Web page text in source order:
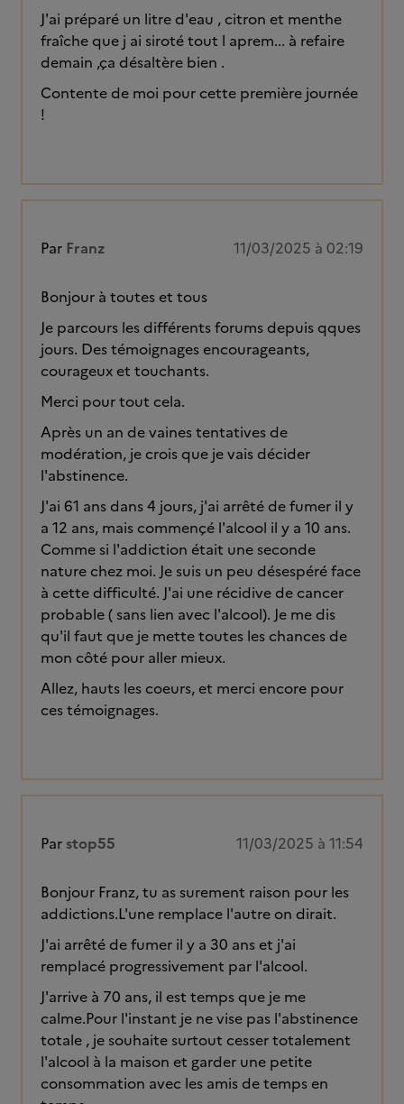
J'ai préparé un litre d'eau , citron et menthe
fraîche que j ai siroté tout l aprem... à refaire
demain ,ça désaltère bien .
Contente de moi pour cette première journée
!
Par Franz 11/03/2025 à 02:19
Bonjour à toutes et tous
Je parcours les différents forums depuis qques
jours. Des témoignages encourageants,
courageux et touchants.
Merci pour tout cela.
Après un an de vaines tentatives de
modération, je crois que je vais décider
l'abstinence.
J'ai 61 ans dans 4 jours, j'ai arrêté de fumer il y
a 12 ans, mais commençé l'alcool il y a 10 ans.
Comme si l'addiction était une seconde
nature chez moi. Je suis un peu désespéré face
à cette difficulté. J'ai une récidive de cancer
probable ( sans lien avec l'alcool). Je me dis
qu'il faut que je mette toutes les chances de
mon côté pour aller mieux.
Allez, hauts les coeurs, et merci encore pour
ces témoignages.
Par stop55 11/03/2025 à 11:54
Bonjour Franz, tu as surement raison pour les
addictions.L'une remplace l'autre on dirait.
J'ai arrêté de fumer il y a 30 ans et j'ai
remplacé progressivement par l'alcool.
J'arrive à 70 ans, il est temps que je me
calme.Pour l'instant je ne vise pas l'abstinence
totale , je souhaite surtout cesser totalement
l'alcool à la maison et garder une petite
consommation avec les amis de temps en